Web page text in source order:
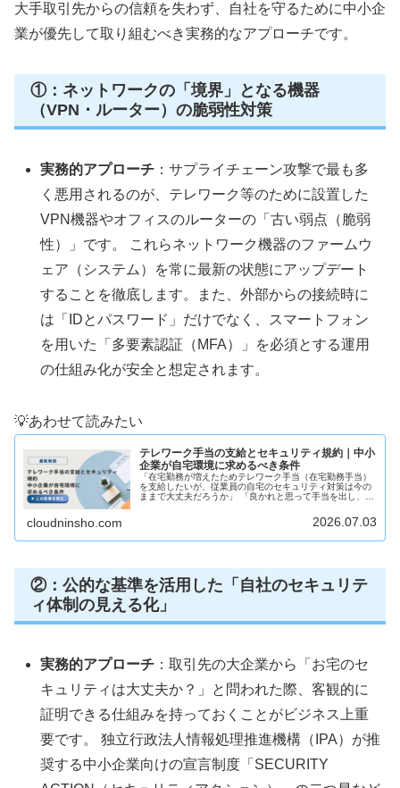
大手取引先からの信頼を失わず、自社を守るために中小企
業が優先して取り組むべき実務的なアプローチです。
①：ネットワークの「境界」となる機器
（VPN・ルーター）の脆弱性対策
実務的アプローチ ：サプライチェーン攻撃で最も多
く悪用されるのが、テレワーク等のために設置した
VPN機器やオフィスのルーターの「古い弱点（脆弱
性）」です。 これらネットワーク機器のファームウ
ェア（システム）を常に最新の状態にアップデート
することを徹底します。また、外部からの接続時に
は「IDとパスワード」だけでなく、スマートフォン
を用いた「多要素認証（MFA）」を必須とする運用
の仕組み化が安全と想定されます。
💡あわせて読みたい
テレワーク手当の支給とセキュリティ規約｜中小
企業が自宅環境に求めるべき条件
「在宅勤務が増えたためテレワーク手当（在宅勤務手当）
を支給したいが、従業員の自宅のセキュリティ対策は今の
ままで大丈夫だろうか」 「良かれと思って手当を出し、自
cloudninsho.com 2026.07.03
②：公的な基準を活用した「自社のセキュリテ
ィ体制の見える化」
実務的アプローチ ：取引先の大企業から「お宅のセ
キュリティは大丈夫か？」と問われた際、客観的に
証明できる仕組みを持っておくことがビジネス上重
要です。 独立行政法人情報処理推進機構（IPA）が推
奨する中小企業向けの宣言制度「SECURITY